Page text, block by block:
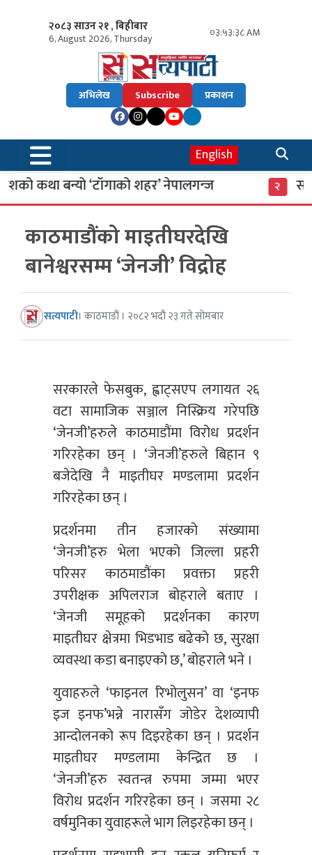
२०८३ साउन २१ , बिहीबार
6, August 2026, Thursday ०३:५३:३९ AM
अभिलेख Subscribe प्रकाशन
English
कथा बन्यो ‘टाँगाको शहर’ नेपालगन्ज
काठमाडौंको माइतीघरदेखि
बानेश्वरसम्म ‘जेनजी’ विद्रोह
सत्यपाटी। काठमाडौं । २०८२ भदौ २३ गते सोमबार
सरकारले फेसबुक, ह्वाट्सएप लगायत २६
वटा सामाजिक सञ्जाल निस्क्रिय गरेपछि
‘जेनजी’हरुले काठमाडौंमा विरोध प्रदर्शन
गरिरहेका छन् । ‘जेनजी’हरुले बिहान ९
बजेदेखि नै माइतीघर मण्डलामा प्रदर्शन
गरिरहेका छन् ।
प्रदर्शनमा तीन हजारको संख्यामा
‘जेनजी’हरु भेला भएको जिल्ला प्रहरी
परिसर काठमाडौंका प्रवक्ता प्रहरी
उपरीक्षक अपिलराज बोहराले बताए ।
‘जेनजी समूहको प्रदर्शनका कारण
माइतीघर क्षेत्रमा भिडभाड बढेको छ, सुरक्षा
व्यवस्था कडा बनाइएको छ,’ बोहराले भने ।
युवाहरुले ‘फाइनल रिभोलुसन’ वा ‘इनफ
इज इनफ’भन्ने नारासँग जोडेर देशव्यापी
आन्दोलनको रूप दिइरहेका छन् । प्रदर्शन
माइतीघर मण्डलामा केन्द्रित छ ।
‘जेनजी’हरु स्वतन्त्र रुपमा जम्मा भएर
विरोध प्रदर्शन गरिरहेका छन् । जसमा २८
वर्षमुनिका युवाहरूले भाग लिइरहेका छन् ।